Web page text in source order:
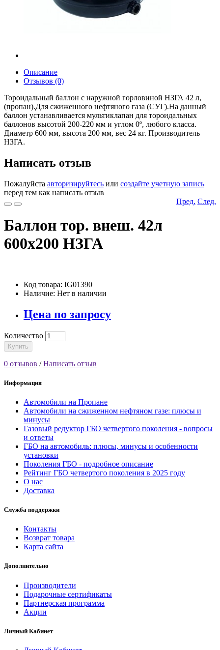
Описание
Отзывов (0)
Тороидальный баллон с наружной горловиной НЗГА 42 л,
(пропан).Для сжиженного нефтяного газа (СУГ).На данный
баллон устанавливается мультиклапан для тороидальных
баллонов высотой 200-220 мм и углом 0º, любого класса.
Диаметр 600 мм, высота 200 мм, вес 24 кг. Производитель
НЗГА.
Написать отзыв
Пожалуйста авторизируйтесь или создайте учетную запись
перед тем как написать отзыв
Пред. След.
Баллон тор. внеш. 42л
600х200 НЗГА
Код товара: IG01390
Наличие: Нет в наличии
Цена по запросу
Количество
Купить
0 отзывов /Написать отзыв
Информация
Автомобили на Пропане
Автомобили на сжиженном нефтяном газе: плюсы и
минусы
Газовый редуктор ГБО четвертого поколения - вопросы
и ответы
ГБО на автомобиль: плюсы, минусы и особенности
установки
Поколения ГБО - подробное описание
Рейтинг ГБО четвертого поколения в 2025 году
О нас
Доставка
Служба поддержки
Контакты
Возврат товара
Карта сайта
Дополнительно
Производители
Подарочные сертификаты
Партнерская программа
Акции
Личный Кабинет